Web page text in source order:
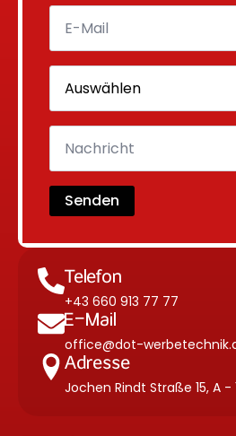
Senden
Telefon
+43 660 913 77 77
E-Mail
office@dot-
Adresse
Jochen Rindt Straße 15, A -